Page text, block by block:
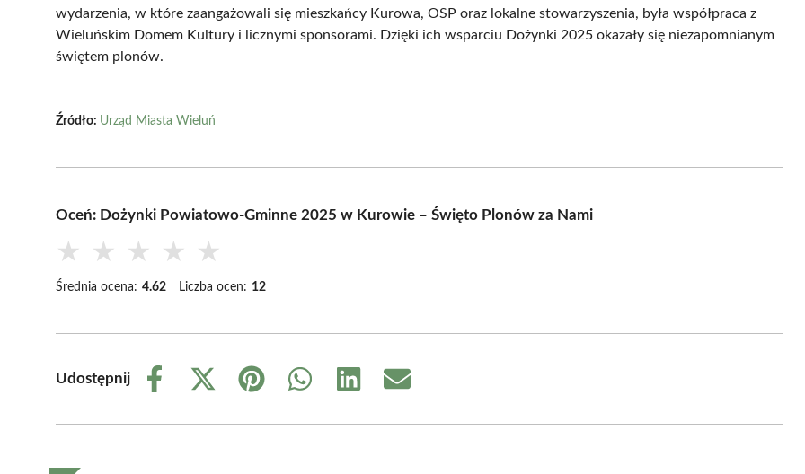
wydarzenia, w które zaangażowali się mieszkańcy Kurowa, OSP oraz lokalne stowarzyszenia, była współpraca z
Wieluńskim Domem Kultury i licznymi sponsorami. Dzięki ich wsparciu Dożynki 2025 okazały się niezapomnianym
świętem plonów.
Źródło: Urząd Miasta Wieluń
Oceń: Dożynki Powiatowo-Gminne 2025 w Kurowie – Święto Plonów za Nami
★ ★ ★ ★ ★
Średnia ocena: 4.62 Liczba ocen: 12
Udostępnij
Share
Share
(Twitter)
Share
Share
Share
Share